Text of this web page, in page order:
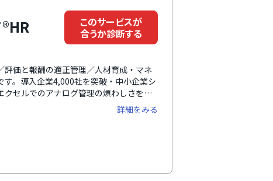
このサービスが
合うか診断する
価と報酬の適正管理／人材育成・マネ
。導入企業4,000社を突破・中小企業シ
セルでのアナログ管理の煩わしさを解
件費をリアルタイムに把握できる「給
動添削機能」で経営者・管理職の工数
トップで提供する万全のサポート体制
経済研究所株式会社「HRTechクラウド
置クラウド売上高より
詳細をみる